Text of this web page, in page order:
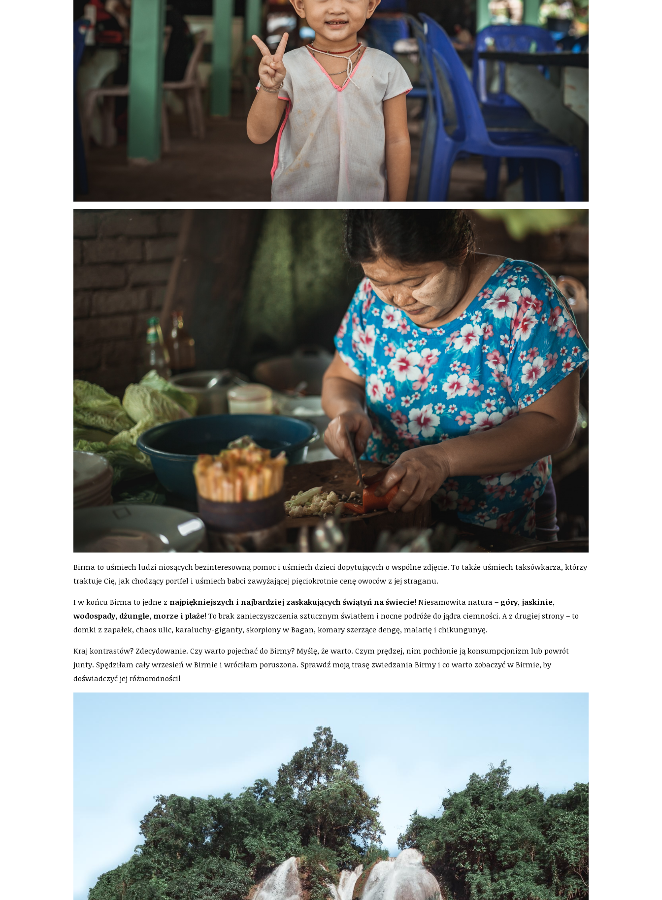
Birma to uśmiech ludzi niosących bezinteresowną pomoc i uśmiech dzieci dopytujących o wspólne zdjęcie. To także uśmiech taksówkarza, którzy
traktuje Cię, jak chodzący portfel i uśmiech babci zawyżającej pięciokrotnie cenę owoców z jej straganu.
I w końcu Birma to jedne z najpiękniejszych i najbardziej zaskakujących świątyń na świecie! Niesamowita natura – góry, jaskinie,
wodospady, dżungle, morze i plaże! To brak zanieczyszczenia sztucznym światłem i nocne podróże do jądra ciemności. A z drugiej strony – to
domki z zapałek, chaos ulic, karaluchy-giganty, skorpiony w Bagan, komary szerzące dengę, malarię i chikungunyę.
Kraj kontrastów? Zdecydowanie. Czy warto pojechać do Birmy? Myślę, że warto. Czym prędzej, nim pochłonie ją konsumpcjonizm lub powrót
junty. Spędziłam cały wrzesień w Birmie i wróciłam poruszona. Sprawdź moją trasę zwiedzania Birmy i co warto zobaczyć w Birmie, by
doświadczyć jej różnorodności!